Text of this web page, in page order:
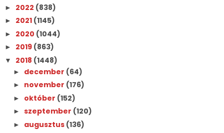
► 2022 (838)
► 2021 (1145)
► 2020 (1044)
► 2019 (863)
▼ 2018 (1448)
► december (64)
► november (176)
► október (152)
► szeptember (120)
► augusztus (136)